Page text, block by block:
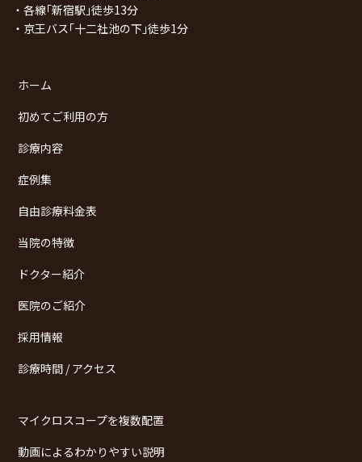
・各線｢新宿駅｣徒歩13分
・京王バス｢十二社池の下｣徒歩1分
ホーム
初めてご利用の方
診療内容
症例集
自由診療料金表
当院の特徴
ドクター紹介
医院のご紹介
採用情報
診療時間 / アクセス
マイクロスコープを複数配置
動画によるわかりやすい説明